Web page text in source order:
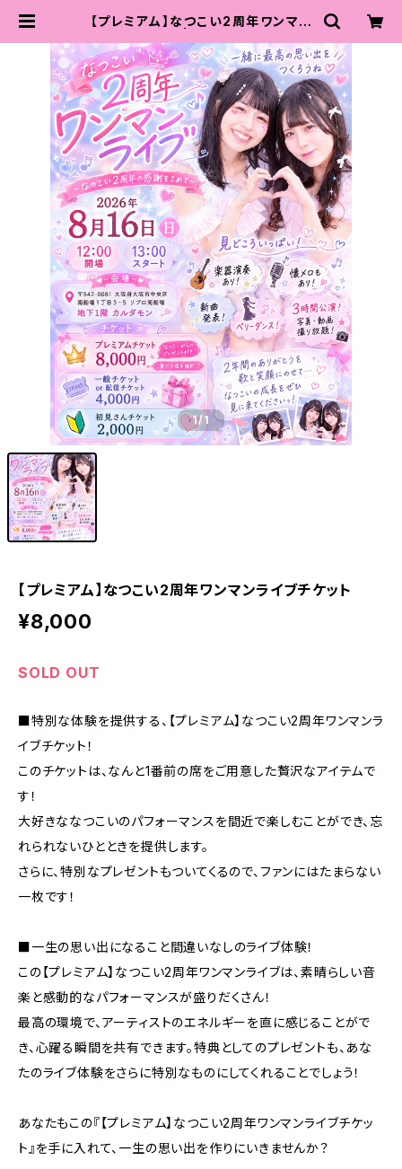
【プレミアム】なつこい2周年ワンマン
るため努力中店
1/1
【プレミアム】なつこい2周年ワンマンライブチケット
¥8,000
SOLD OUT
■特別な体験を提供する、【プレミアム】なつこい2周年ワンマンラ
イブチケット！
このチケットは、なんと1番前の席をご用意した贅沢なアイテムで
す！
大好きななつこいのパフォーマンスを間近で楽しむことができ、忘
れられないひとときを提供します。
さらに、特別なプレゼントもついてくるので、ファンにはたまらない
一枚です！
■一生の思い出になること間違いなしのライブ体験！
この【プレミアム】なつこい2周年ワンマンライブは、素晴らしい音
楽と感動的なパフォーマンスが盛りだくさん！
最高の環境で、アーティストのエネルギーを直に感じることがで
き、心躍る瞬間を共有できます。特典としてのプレゼントも、あな
たのライブ体験をさらに特別なものにしてくれることでしょう！
あなたもこの『【プレミアム】なつこい2周年ワンマンライブチケッ
ト』を手に入れて、一生の思い出を作りにいきませんか？